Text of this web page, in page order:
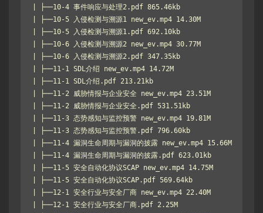
| ├──10-4 事件响应与处理2.pdf 865.46kb
| ├──10-5 入侵检测与溯源1 new_ev.mp4 14.30M
| ├──10-5 入侵检测与溯源1.pdf 692.10kb
| ├──10-6 入侵检测与溯源2 new_ev.mp4 30.77M
| ├──10-6 入侵检测与溯源2.pdf 347.35kb
| ├──11-1 SDL介绍 new_ev.mp4 14.72M
| ├──11-1 SDL介绍.pdf 213.21kb
| ├──11-2 威胁情报与企业安全 new_ev.mp4 23.51M
| ├──11-2 威胁情报与企业安全.pdf 531.51kb
| ├──11-3 态势感知与监控预警 new_ev.mp4 19.81M
| ├──11-3 态势感知与监控预警.pdf 796.60kb
| ├──11-4 漏洞生命周期与漏洞的披露 new_ev.mp4 15.66M
| ├──11-4 漏洞生命周期与漏洞的披露.pdf 623.01kb
| ├──11-5 安全自动化协议SCAP new_ev.mp4 14.75M
| ├──11-5 安全自动化协议SCAP.pdf 569.64kb
| ├──12-1 安全行业与安全厂商 new_ev.mp4 22.40M
| ├──12-1 安全行业与安全厂商.pdf 2.25M